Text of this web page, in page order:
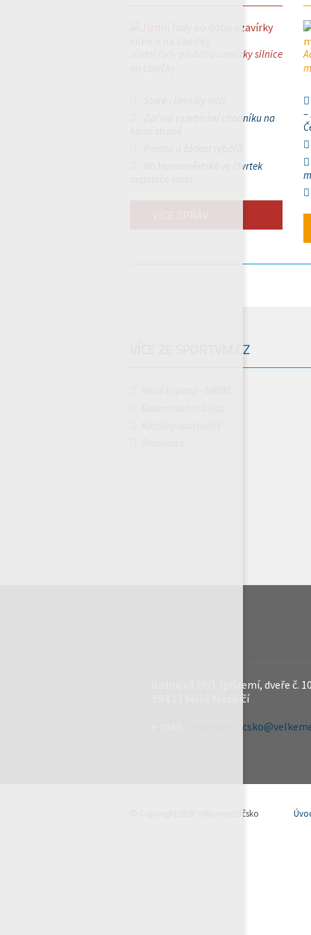
Jízdní řady po dobu uzavírky silnice
Začíná rozebírání chodníku na
Na Hornoměstské ve čtvrtek
–
VÍCE ZE SPORTVM.CZ
Radnická 29/1 (přízemí, dveře č.
594 13 Velké Meziříčí
© Copyright 2026 Velkomeziříčsko